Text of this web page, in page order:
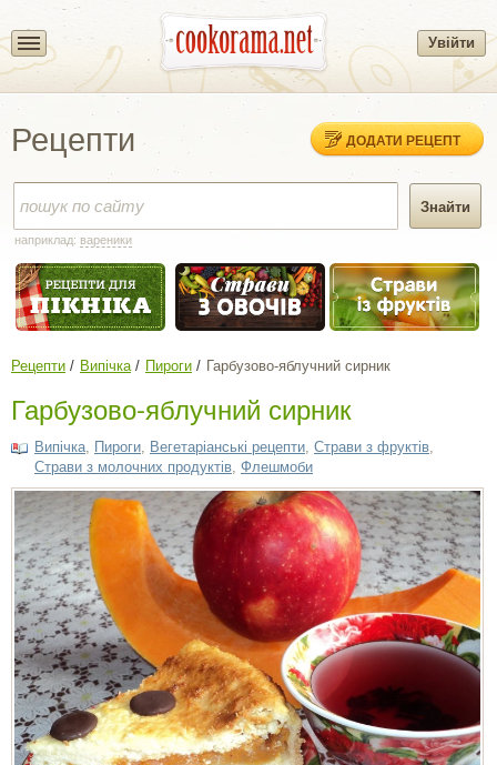
Увійти
Рецепти ДОДАТИ РЕЦЕПТ
наприклад: вареники
Рецепти Випічка Пироги Гарбузово-яблучний сирник
Гарбузово-яблучний сирник
Випічка Пироги Вегетаріанські рецепти Страви з фруктів
Страви з молочних продуктів Флешмоби